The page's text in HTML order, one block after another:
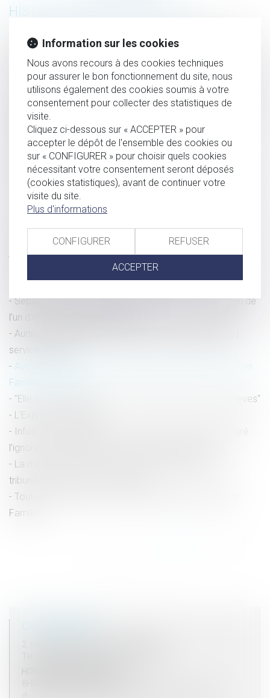
HISTORIQUE
Délai de prescription pénale : comment ça marche? - La
Montagne
Loi applicable à la recherche de paternité lorsque la mère
est américaine | Dalloz Actualité
Protection juridique - Vivre avec l'autisme - Ministère des
Affaires sociales et de la Santé
Viol sur mineurs: pourquoi existe-t-il un délai de
prescription ? - L'Express
Il s'endort à son poste de travail, il est viré - L'Express
L'Entreprise
Conséquence du départ protestataire de l’avocat en
Recours à l'intérim ou au statut d'auto-entrepreneur: les
juridictions n'hésitent plus à punir les employeurs
L’autorité parentale dans les couples séparés | Dossier
Séparation de concubins : la construction sur le terrain de
l’un d’eux - La Gazette du Palais
Audition des témoins au cours d'une enquête pénale |
service-public.fr
Avez-vous besoin de reconnaître votre enfant ? | Dossier
Familial © FamVeld
"Elle a été licenciée pour avoir signé à la place des élèves"
- L'Express l'Entreprise
Information impérative du curateur d’un prévenu malgré
l’ignorance des juges de la mesure de protection
La médiation familiale est rendue obligatoire dans 11
tribunaux - Divorce - Le Particulier
Tout ce qu’il faut savoir sur le CDI intérimaire | Dossier
Familial
Information sur les cookies
Nous avons recours à des cookies techniques
pour assurer le bon fonctionnement du site, nous
utilisons également des cookies soumis à votre
consentement pour collecter des statistiques de
visite.
Cliquez ci-dessous sur « ACCEPTER » pour
accepter le dépôt de l'ensemble des cookies ou
sur « CONFIGURER » pour choisir quels cookies
nécessitant votre consentement seront déposés
(cookies statistiques), avant de continuer votre
visite du site.
Plus d'informations
CONFIGURER REFUSER
ACCEPTER